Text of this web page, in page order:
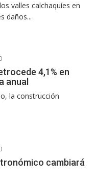
valles calchaquíes en
daños...
4,1% en
anual
la construcción
cambiará